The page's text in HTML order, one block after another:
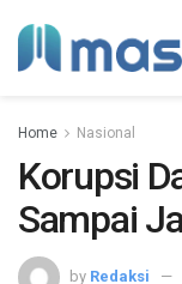
Home Nasional
Korupsi
Sampai
by Redaksi